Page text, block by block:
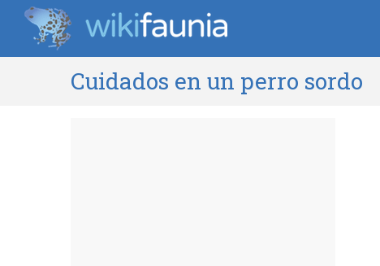
Cuidados en un perro sordo